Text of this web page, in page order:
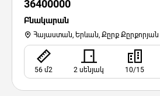
36400000
Բնակարան
Հայաստան, Երևան, Քըրք Քըրքորյան
56 մ2 2 սենյակ 10/15